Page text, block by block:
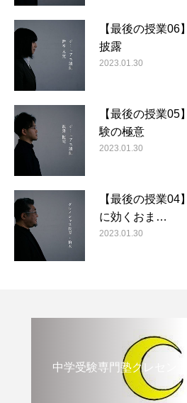
【最後の授業06
披露
2023.01.30
【最後の授業05
験の極意
2023.01.30
【最後の授業04
に効くおま…
2023.01.30
中学受験専門塾クレセント